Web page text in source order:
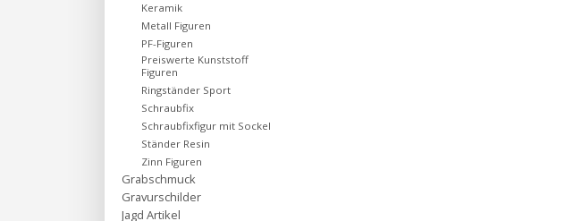
Keramik
Metall Figuren
PF-Figuren
Preiswerte Kunststoff
Figuren
Ringständer Sport
Schraubfix
Schraubfixfigur mit Sockel
Ständer Resin
Zinn Figuren
Grabschmuck
Gravurschilder
Jagd Artikel